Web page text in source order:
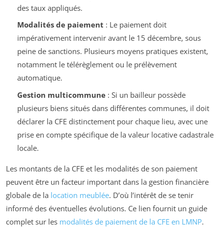
des taux appliqués.
Modalités de paiement : Le paiement doit
impérativement intervenir avant le 15 décembre, sous
peine de sanctions. Plusieurs moyens pratiques existent,
notamment le télérèglement ou le prélèvement
automatique.
Gestion multicommune: Si un bailleur possède
plusieurs biens situés dans différentes communes, il doit
déclarer la CFE distinctement pour chaque lieu, avec une
prise en compte spécifique de la valeur locative cadastrale
locale.
Les montants de la CFE et les modalités de son paiement
peuvent être un facteur important dans la gestion financière
globale de la location meublée. D’où l’intérêt de se tenir
informé des éventuelles évolutions. Ce lien fournit un guide
complet sur les modalités de paiement de la CFE en LMNP.